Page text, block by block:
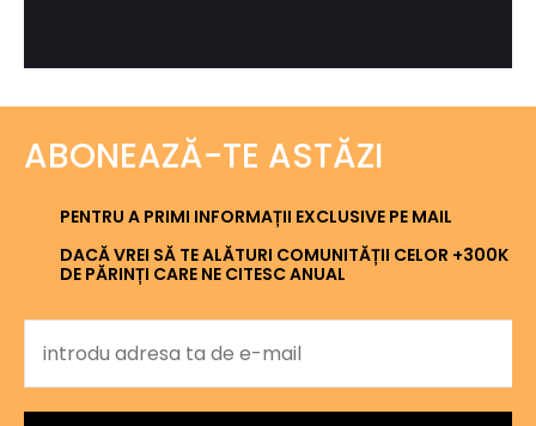
ABONEAZĂ-TE ASTĂZI
PENTRU A PRIMI INFORMAȚII EXCLUSIVE PE MAIL
DACĂ VREI SĂ TE ALĂTURI COMUNITĂȚII CELOR +300K
DE PĂRINȚI CARE NE CITESC ANUAL